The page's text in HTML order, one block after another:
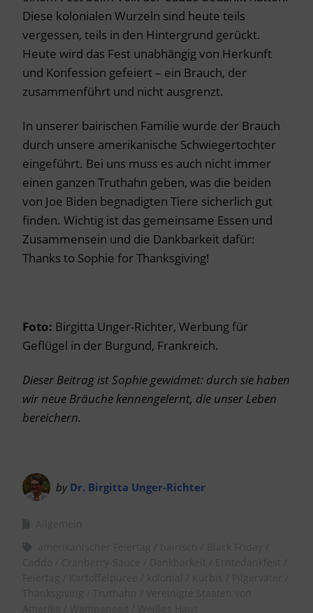
Diese kolonialen Wurzeln sind heute teils
vergessen, teils in den Hintergrund gerückt.
Heute wird das Fest unabhängig von Herkunft
und Konfession gefeiert – ein Brauch, der
zusammenführt und nicht ausgrenzt.
In unserer bairischen Familie wurde der Brauch
durch unsere amerikanische Schwiegertochter
eingeführt. Bei uns muss es auch nicht immer
einen ganzen Truthahn geben, was die beiden
von Joe Biden begnadigten Tiere sicherlich gut
finden. Wichtig ist das gemeinsame Essen und
Zusammensein und die Dankbarkeit dafür:
Thanks to Sophie for Thanksgiving!
Foto: Birgitta Unger-Richter, Werbung für
Geflügel in der Burgund, Frankreich.
Dieser Beitrag ist Sophie gewidmet: durch sie haben
wir neue Bräuche kennengelernt, die unser Leben
bereichern.
by Dr. Birgitta Unger-Richter